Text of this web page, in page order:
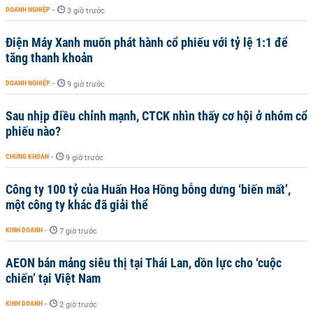
DOANH NGHIỆP - 3 giờ trước
Điện Máy Xanh muốn phát hành cổ phiếu với tỷ lệ 1:1 để
tăng thanh khoản
DOANH NGHIỆP - 9 giờ trước
Sau nhịp điều chỉnh mạnh, CTCK nhìn thấy cơ hội ở nhóm cổ
phiếu nào?
CHỨNG KHOÁN - 9 giờ trước
Công ty 100 tỷ của Huấn Hoa Hồng bỗng dưng ‘biến mất’,
một công ty khác đã giải thể
KINH DOANH - 7 giờ trước
AEON bán mảng siêu thị tại Thái Lan, dồn lực cho ‘cuộc
chiến’ tại Việt Nam
KINH DOANH - 2 giờ trước